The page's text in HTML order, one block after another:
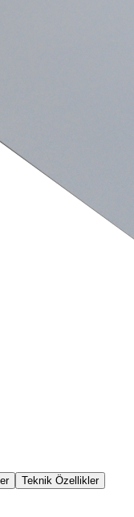
Teknik Özellikler